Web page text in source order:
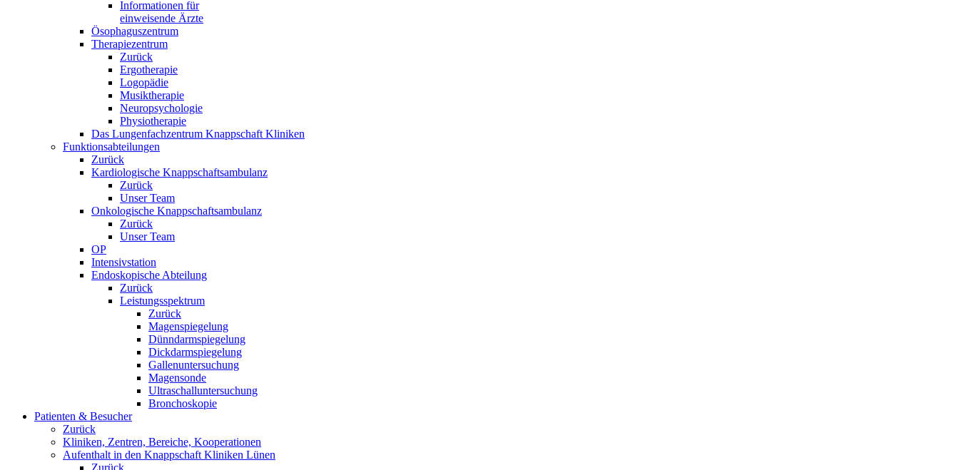
Informationen für
einweisende Ärzte
Ösophaguszentrum
Therapiezentrum
Zurück
Ergotherapie
Logopädie
Musiktherapie
Neuropsychologie
Physiotherapie
Das Lungenfachzentrum Knappschaft Kliniken
Funktionsabteilungen
Zurück
Kardiologische Knappschaftsambulanz
Zurück
Unser Team
Onkologische Knappschaftsambulanz
Zurück
Unser Team
OP
Intensivstation
Endoskopische Abteilung
Zurück
Leistungsspektrum
Zurück
Magenspiegelung
Dünndarmspiegelung
Dickdarmspiegelung
Gallenuntersuchung
Magensonde
Ultraschalluntersuchung
Bronchoskopie
Patienten & Besucher
Zurück
Kliniken, Zentren, Bereiche, Kooperationen
Aufenthalt in den Knappschaft Kliniken Lünen
Zurück